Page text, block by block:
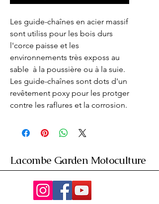
Les guide-chaînes en acier massif
sont utiliss pour les bois durs
l'corce paisse et les
environnements très exposs au
sable  à la poussière ou à la suie.
Les guide-chaînes sont dots d'un
revêtement poxy pour les protger
contre les raflures et la corrosion.
Lacombe Garden Motoculture